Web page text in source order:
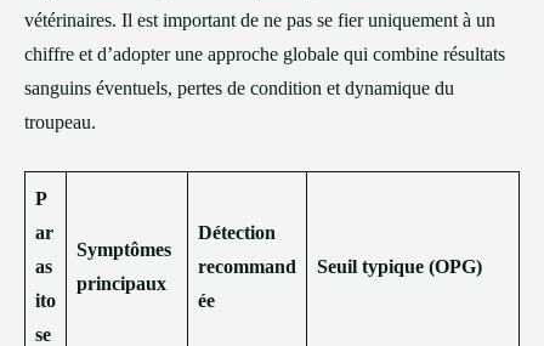
vétérinaires. Il est important de ne pas se fier uniquement à un
chiffre et d’adopter une approche globale qui combine résultats
sanguins éventuels, pertes de condition et dynamique du
troupeau.
P
ar
as
ito
se
Symptômes
principaux
Détection
recommand
ée
Seuil typique (OPG)